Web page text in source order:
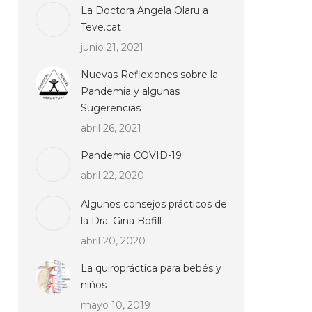
La Doctora Angela Olaru a
Teve.cat
junio 21, 2021
Nuevas Reflexiones sobre la
Pandemia y algunas
Sugerencias
abril 26, 2021
Pandemia COVID-19
abril 22, 2020
Algunos consejos prácticos de
la Dra. Gina Bofill
abril 20, 2020
La quiropráctica para bebés y
niños
mayo 10, 2019